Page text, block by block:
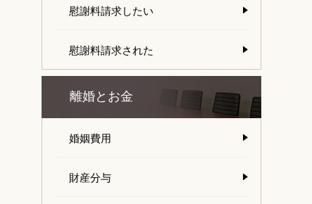
慰謝料請求したい
慰謝料請求された
離婚とお金
婚姻費用
財産分与